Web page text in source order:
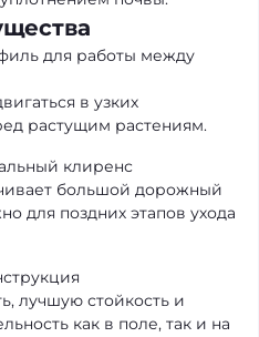
для работы между
в узких
растущим растениям.
клиренс
большой дорожный
для поздних этапов ухода
лучшую стойкость и
как в поле, так и на